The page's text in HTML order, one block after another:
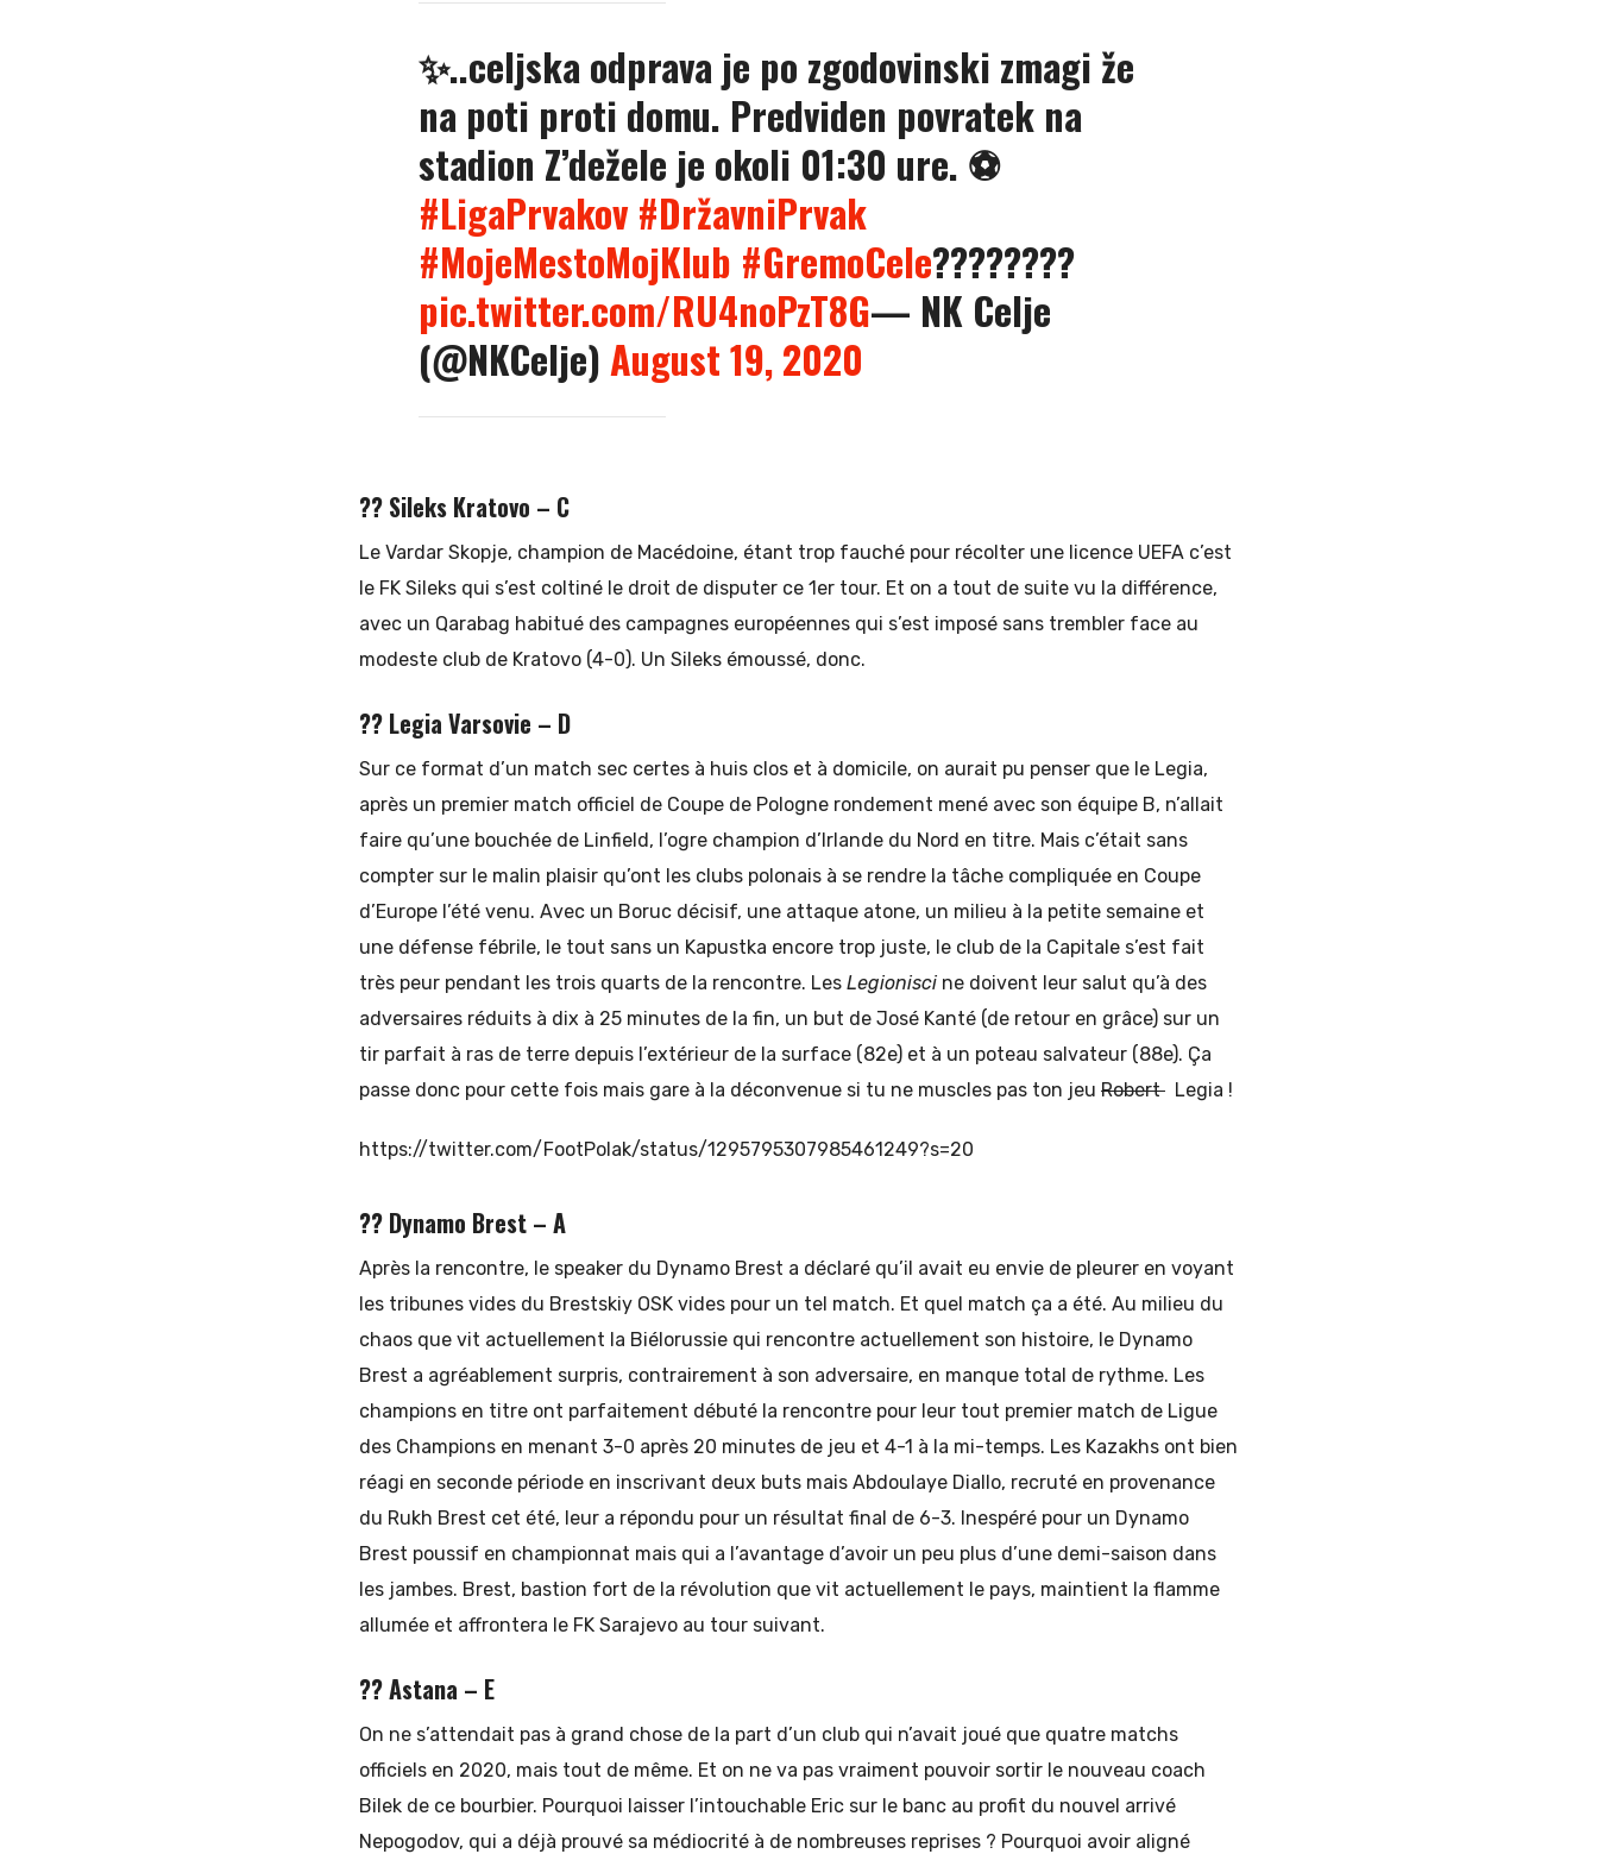
✨..celjska odprava je po zgodovinski zmagi že
na poti proti domu. Predviden povratek na
stadion Z’dežele je okoli 01:30 ure. ⚽️
#LigaPrvakov #DržavniPrvak
#MojeMestoMojKlub #GremoCele????????
pic.twitter.com/RU4noPzT8G— NK Celje
(@NKCelje) August 19, 2020
?? Sileks Kratovo – C
Le Vardar Skopje, champion de Macédoine, étant trop fauché pour récolter une licence UEFA c’est
le FK Sileks qui s’est coltiné le droit de disputer ce 1er tour. Et on a tout de suite vu la différence,
avec un Qarabag habitué des campagnes européennes qui s’est imposé sans trembler face au
modeste club de Kratovo (4-0). Un Sileks émoussé, donc.
?? Legia Varsovie – D
Sur ce format d’un match sec certes à huis clos et à domicile, on aurait pu penser que le Legia,
après un premier match officiel de Coupe de Pologne rondement mené avec son équipe B, n’allait
faire qu’une bouchée de Linfield, l’ogre champion d’Irlande du Nord en titre. Mais c’était sans
compter sur le malin plaisir qu’ont les clubs polonais à se rendre la tâche compliquée en Coupe
d’Europe l’été venu. Avec un Boruc décisif, une attaque atone, un milieu à la petite semaine et
une défense fébrile, le tout sans un Kapustka encore trop juste, le club de la Capitale s’est fait
très peur pendant les trois quarts de la rencontre. Les Legionisci ne doivent leur salut qu’à des
adversaires réduits à dix à 25 minutes de la fin, un but de José Kanté (de retour en grâce) sur un
tir parfait à ras de terre depuis l’extérieur de la surface (82e) et à un poteau salvateur (88e). Ça
passe donc pour cette fois mais gare à la déconvenue si tu ne muscles pas ton jeu Robert Legia !
https://twitter.com/FootPolak/status/1295795307985461249?s=20
?? Dynamo Brest – A
Après la rencontre, le speaker du Dynamo Brest a déclaré qu’il avait eu envie de pleurer en voyant
les tribunes vides du Brestskiy OSK vides pour un tel match. Et quel match ça a été. Au milieu du
chaos que vit actuellement la Biélorussie qui rencontre actuellement son histoire, le Dynamo
Brest a agréablement surpris, contrairement à son adversaire, en manque total de rythme. Les
champions en titre ont parfaitement débuté la rencontre pour leur tout premier match de Ligue
des Champions en menant 3-0 après 20 minutes de jeu et 4-1 à la mi-temps. Les Kazakhs ont bien
réagi en seconde période en inscrivant deux buts mais Abdoulaye Diallo, recruté en provenance
du Rukh Brest cet été, leur a répondu pour un résultat final de 6-3. Inespéré pour un Dynamo
Brest poussif en championnat mais qui a l’avantage d’avoir un peu plus d’une demi-saison dans
les jambes. Brest, bastion fort de la révolution que vit actuellement le pays, maintient la flamme
allumée et affrontera le FK Sarajevo au tour suivant.
?? Astana – E
On ne s’attendait pas à grand chose de la part d’un club qui n’avait joué que quatre matchs
officiels en 2020, mais tout de même. Et on ne va pas vraiment pouvoir sortir le nouveau coach
Bilek de ce bourbier. Pourquoi laisser l’intouchable Eric sur le banc au profit du nouvel arrivé
Nepogodov, qui a déjà prouvé sa médiocrité à de nombreuses reprises ? Pourquoi avoir aligné